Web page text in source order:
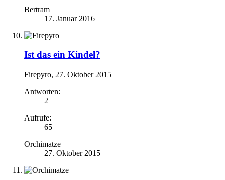
Bertram
17. Januar 2016
Ist das ein Kindel?
Firepyro, 27. Oktober 2015
Antworten:
2
Aufrufe:
65
Orchimatze
27. Oktober 2015